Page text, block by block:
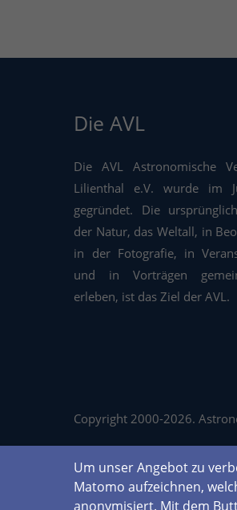
Die AVL
Die AVL Astronomische
Lilienthal e.V. wurde im
gegründet. Die
der Natur, das Weltall, in
in der Fotografie, in
und in Vorträgen
erleben, ist das Ziel der AVL.
Copyright 2000-2026.
Um unser Angebot zu
Matomo aufzeichnen,
anonymisiert. Mit dem